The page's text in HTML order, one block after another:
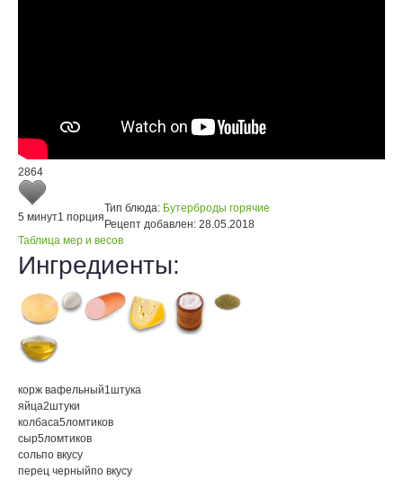
2864
5 минут1 порция
Тип блюда: Бутерброды горячие
Рецепт добавлен: 28.05.2018
Таблица мер и весов
Ингредиенты:
корж вафельный1штука
яйца2штуки
колбаса5ломтиков
сыр5ломтиков
сольпо вкусу
перец черныйпо вкусу